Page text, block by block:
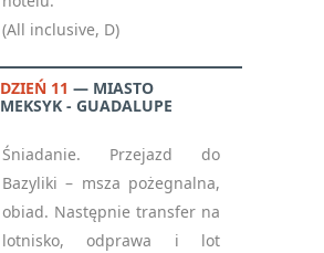
(All inclusive, D)
DZIEŃ 11
MIASTO
MEKSYK - GUADALUPE
Śniadanie. Przejazd do
Bazyliki – msza pożegnalna,
obiad. Następnie transfer na
lotnisko, odprawa i lot